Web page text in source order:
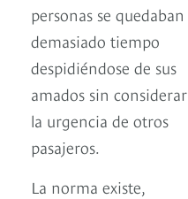
personas se quedaban
demasiado tiempo
despidiéndose de sus
amados sin considerar
la urgencia de otros
pasajeros.
La norma existe,